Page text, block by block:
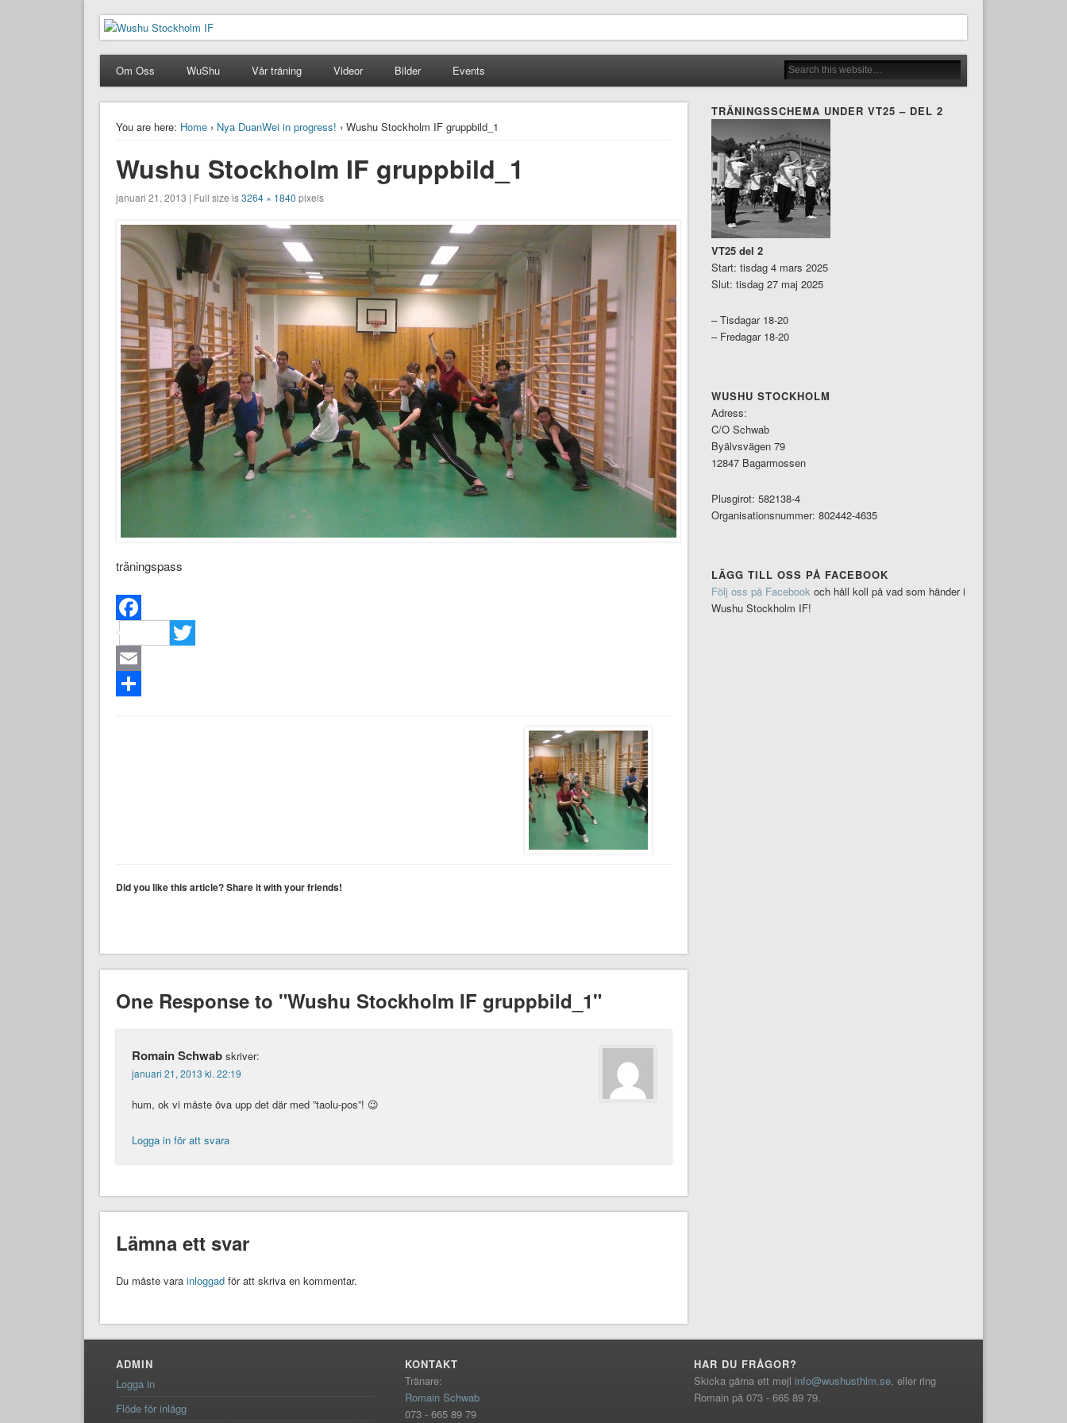
Wushu Stockholm IF
Taoluträning i Stockholm
Om Oss WuShu Vår träning Videor Bilder Events
You are here: Home› Nya DuanWei in progress! › Wushu Stockholm IF gruppbild_1
Wushu Stockholm IF gruppbild_1
januari 21, 2013 | Full size is3264 × 1840 pixels
träningspass
Facebook
Twitter
Email
Did you like this article? Share it with your friends!
One Response to "Wushu Stockholm IF gruppbild_1"
Romain Schwab skriver:
januari 21, 2013 kl. 22:19
hum, ok vi måste öva upp det där med ”taolu-pos”! 😉
Logga in för att svara
Lämna ett svar
Du måste vara inloggadför att skriva en kommentar.
TRÄNINGSSCHEMA UNDER VT25 – DEL 2
VT25 del 2
Start: tisdag 4 mars 2025
Slut: tisdag 27 maj 2025
– Tisdagar 18-20
– Fredagar 18-20
WUSHU STOCKHOLM
Adress:
C/O Schwab
Byälvsvägen 79
12847 Bagarmossen
Plusgirot: 582138-4
Organisationsnummer: 802442-4635
LÄGG TILL OSS PÅ FACEBOOK
Följ oss på Facebook och håll koll på vad som händer i
Wushu Stockholm IF!
ADMIN
Logga in
Flöde för inlägg
KONTAKT
Tränare:
Romain Schwab
073 - 665 89 79
HAR DU FRÅGOR?
Skicka gärna ett mejlinfo@wushusthlm.se, eller ring
Romain på 073 - 665 89 79.